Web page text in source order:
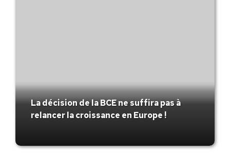
La décision de la BCE ne suffira pas à
relancer la croissance en Europe !